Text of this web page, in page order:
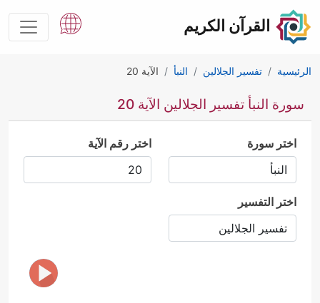
القرآن الكريم
الرئيسية تفسير الجلالين النبأ الآية 20
سورة النبأ تفسير الجلالين الآية 20
اختر سورة اختر رقم الآية
اختر التفسير